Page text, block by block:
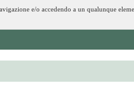
e/o accedendo a un qualunque